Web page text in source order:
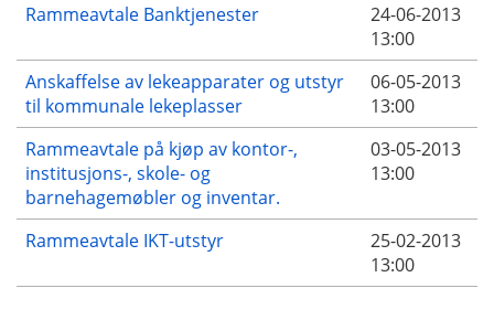
Rammeavtale Banktjenester
24-06-2013
13:00
Anskaffelse av lekeapparater og utstyr
til kommunale lekeplasser
06-05-2013
13:00
Rammeavtale på kjøp av kontor-,
institusjons-, skole- og
barnehagemøbler og inventar.
03-05-2013
13:00
Rammeavtale IKT-utstyr
25-02-2013
13:00